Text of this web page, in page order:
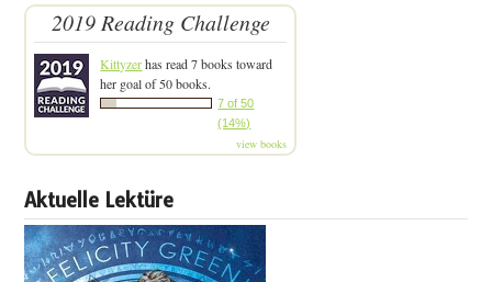
2019 Reading Challenge
Kittyzerhas read 7 books toward
her goal of 50 books.
7 of 50
(14%)
view books
Aktuelle Lektüre